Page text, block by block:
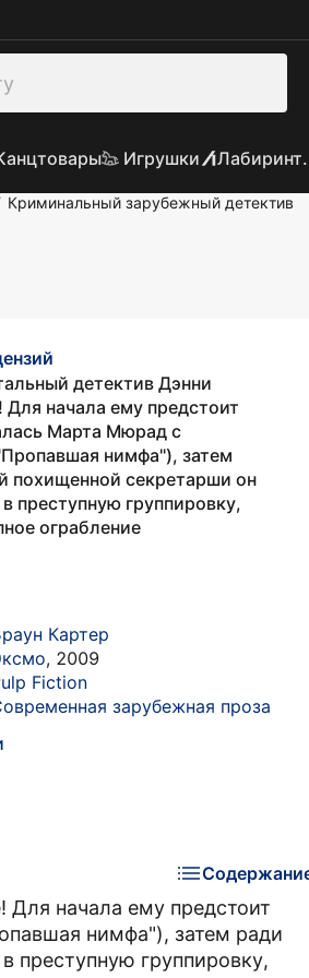
Игрушки
Криминальный зарубежный детектив
детектив Дэнни
начала ему предстоит
Марта Мюрад с
нимфа"), затем
похищенной секретарши он
преступную группировку,
ограбление
Картер
, 2009
Fiction
зарубежная проза
Для начала ему предстоит
нимфа"), затем ради
преступную группировку,